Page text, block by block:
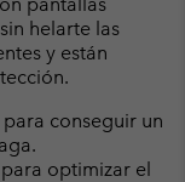
helarte las
y están
conseguir un
optimizar el